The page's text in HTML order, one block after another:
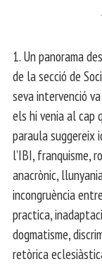
1. Un panorama
de la secció de
seva intervenció
els hi venia al cap
paraula suggereix
l’IBI, franquisme,
anacrònic,
incongruència
practica,
dogmatisme,
retòrica